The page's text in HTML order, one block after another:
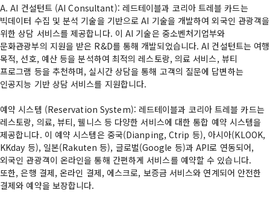
A. AI 컨설턴트 (AI Consultant): 레드테이블과 코리아 트레블 카드는
빅데이터 수집 및 분석 기술을 기반으로 AI 기술을 개발하여 외국인 관광객을
위한 상담 서비스를 제공합니다. 이 AI 기술은 중소벤처기업부와
문화관광부의 지원을 받은 R&D를 통해 개발되었습니다. AI 컨설턴트는 여행
목적, 선호, 예산 등을 분석하여 최적의 레스토랑, 의료 서비스, 뷰티
프로그램 등을 추천하며, 실시간 상담을 통해 고객의 질문에 답변하는
인공지능 기반 상담 서비스를 지원합니다.
예약 시스템 (Reservation System): 레드테이블과 코리아 트레블 카드는
레스토랑, 의료, 뷰티, 웰니스 등 다양한 서비스에 대한 통합 예약 시스템을
제공합니다. 이 예약 시스템은 중국(Dianping, Ctrip 등), 아시아(KLOOK,
KKday 등), 일본(Rakuten 등), 글로벌(Google 등)과 API로 연동되어,
외국인 관광객이 온라인을 통해 간편하게 서비스를 예약할 수 있습니다.
또한, 은행 결제, 온라인 결제, 에스크로, 보증금 서비스와 연계되어 안전한
결제와 예약을 보장합니다.